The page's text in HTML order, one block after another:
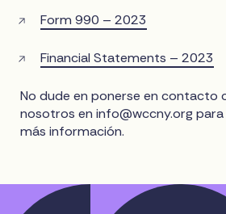
Form 990 – 2023
Financial Statements – 2023
No dude en ponerse en contacto
nosotros eninfo@wccny.org
más información.